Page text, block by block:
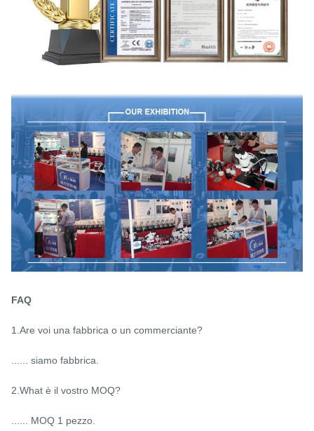
FAQ
1.Are voi una fabbrica o un commerciante?
...... siamo fabbrica.
2.What è il vostro MOQ?
...... MOQ 1 pezzo.